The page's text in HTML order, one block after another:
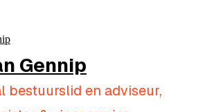
Gennip
bestuurslid en adviseur,